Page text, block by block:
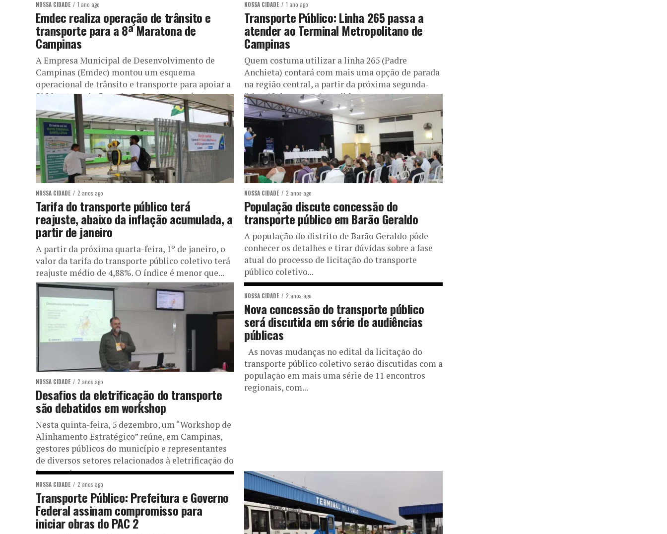
NOSSA CIDADE 1 ano ago
Emdec realiza operação de trânsito e
transporte para a 8ª Maratona de
Campinas
A Empresa Municipal de Desenvolvimento de
Campinas (Emdec) montou um esquema
operacional de trânsito e transporte para apoiar a
8ª Maratona de Campinas. O evento será...
NOSSA CIDADE 1 ano ago
Transporte Público: Linha 265 passa a
atender ao Terminal Metropolitano de
Campinas
Quem costuma utilizar a linha 265 (Padre
Anchieta) contará com mais uma opção de parada
na região central, a partir da próxima segunda-
feira, 10 de março. A medida...
NOSSA CIDADE 2 anos ago
Tarifa do transporte público terá
reajuste, abaixo da inflação acumulada, a
partir de janeiro
A partir da próxima quarta-feira, 1º de janeiro, o
valor da tarifa do transporte público coletivo terá
reajuste médio de 4,88%. O índice é menor que...
NOSSA CIDADE 2 anos ago
População discute concessão do
transporte público em Barão Geraldo
A população do distrito de Barão Geraldo pôde
conhecer os detalhes e tirar dúvidas sobre a fase
atual do processo de licitação do transporte
público coletivo...
NOSSA CIDADE 2 anos ago
Desafios da eletrificação do transporte
são debatidos em workshop
Nesta quinta-feira, 5 dezembro, um “Workshop de
Alinhamento Estratégico” reúne, em Campinas,
gestores públicos do município e representantes
de diversos setores relacionados à eletrificação do
transporte....
NOSSA CIDADE 2 anos ago
Nova concessão do transporte público
será discutida em série de audiências
públicas
As novas mudanças no edital da licitação do
transporte público coletivo serão discutidas com a
população em mais uma série de 11 encontros
regionais, com...
NOSSA CIDADE 2 anos ago
Transporte Público: Prefeitura e Governo
Federal assinam compromisso para
iniciar obras do PAC 2